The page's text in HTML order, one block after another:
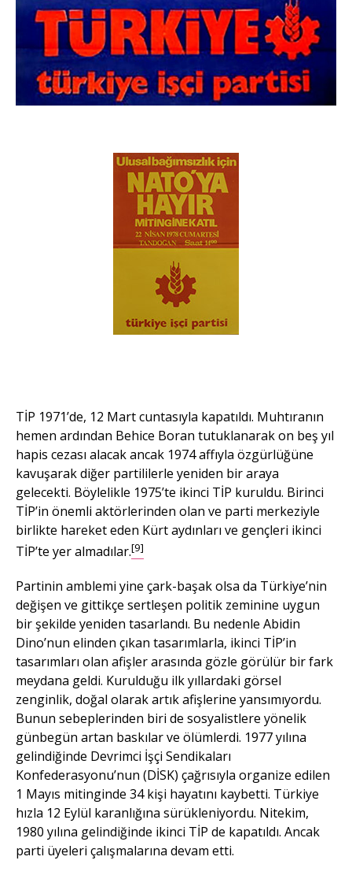
TİP 1971’de, 12 Mart cuntasıyla kapatıldı. Muhtıranın
hemen ardından Behice Boran tutuklanarak on beş yıl
hapis cezası alacak ancak 1974 affıyla özgürlüğüne
kavuşarak diğer partililerle yeniden bir araya
gelecekti. Böylelikle 1975’te ikinci TİP kuruldu. Birinci
TİP’in önemli aktörlerinden olan ve parti merkeziyle
birlikte hareket eden Kürt aydınları ve gençleri ikinci
TİP’te yer almadılar.[9]
Partinin amblemi yine çark-başak olsa da Türkiye’nin
değişen ve gittikçe sertleşen politik zeminine uygun
bir şekilde yeniden tasarlandı. Bu nedenle Abidin
Dino’nun elinden çıkan tasarımlarla, ikinci TİP’in
tasarımları olan afişler arasında gözle görülür bir fark
meydana geldi. Kurulduğu ilk yıllardaki görsel
zenginlik, doğal olarak artık afişlerine yansımıyordu.
Bunun sebeplerinden biri de sosyalistlere yönelik
günbegün artan baskılar ve ölümlerdi. 1977 yılına
gelindiğinde Devrimci İşçi Sendikaları
Konfederasyonu’nun (DİSK) çağrısıyla organize edilen
1 Mayıs mitinginde 34 kişi hayatını kaybetti. Türkiye
hızla 12 Eylül karanlığına sürükleniyordu. Nitekim,
1980 yılına gelindiğinde ikinci TİP de kapatıldı. Ancak
parti üyeleri çalışmalarına devam etti.